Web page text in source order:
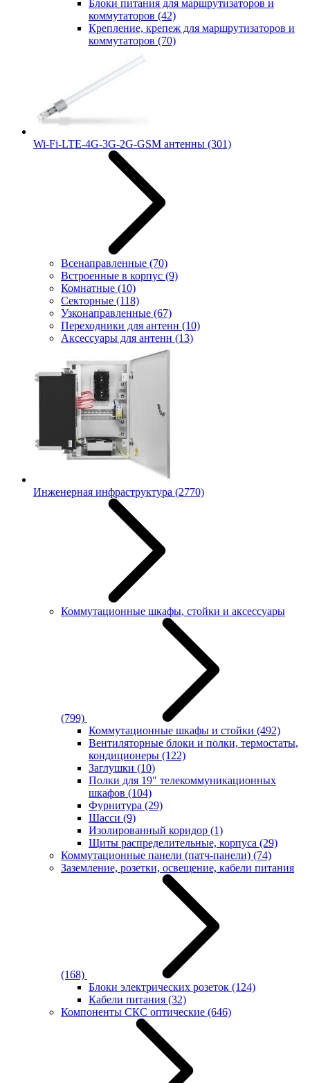
Блоки питания для маршрутизаторов и
коммутаторов (42)
Крепление, крепеж для маршрутизаторов и
коммутаторов (70)
Wi-Fi-LTE-4G-3G-2G-GSM антенны (301)
Всенаправленные (70)
Встроенные в корпус (9)
Комнатные (10)
Секторные (118)
Узконаправленные (67)
Переходники для антенн (10)
Аксессуары для антенн (13)
Инженерная инфраструктура (2770)
Коммутационные шкафы, стойки и аксессуары
(799)
Коммутационные шкафы и стойки (492)
Вентиляторные блоки и полки, термостаты,
кондиционеры (122)
Заглушки (10)
Полки для 19" телекоммуникационных
шкафов (104)
Фурнитура (29)
Шасси (9)
Изолированный коридор (1)
Щиты распределительные, корпуса (29)
Коммутационные панели (патч-панели) (74)
Заземление, розетки, освещение, кабели питания
(168)
Блоки электрических розеток (124)
Кабели питания (32)
Компоненты СКС оптические (646)